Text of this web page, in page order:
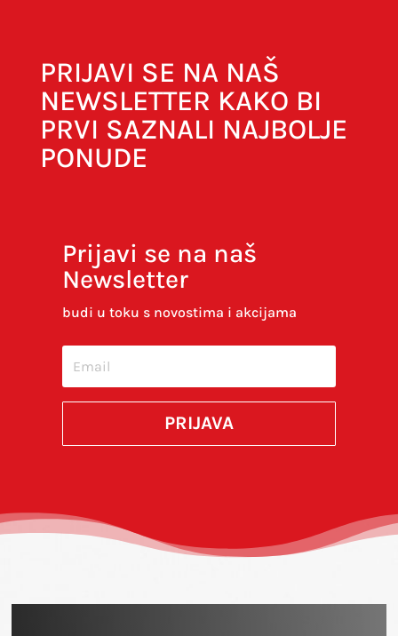
Spremi moje ime, e-poštu i web-stranicu u
budem komentirao.
PRIJAVI SE NA NAŠ
NEWSLETTER KAKO BI
PRVI SAZNALI NAJBOLJE
PONUDE
Prijavi se na naš
Newsletter
budi u toku s novostima i akcijama
PRIJAVA